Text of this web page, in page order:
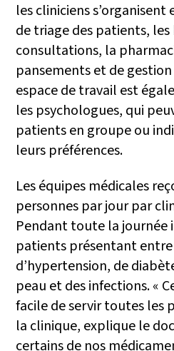
les cliniciens s’organisent
de triage des patients, les
consultations, la
pansements et de gestion
espace de travail est
les psychologues, qui
patients en groupe ou
leurs préférences.
Les équipes médicales
personnes par jour par
Pendant toute la journée
patients présentant entre
d’hypertension, de
peau et des infections. «
facile de servir toutes les
la clinique, explique le
certains de nos